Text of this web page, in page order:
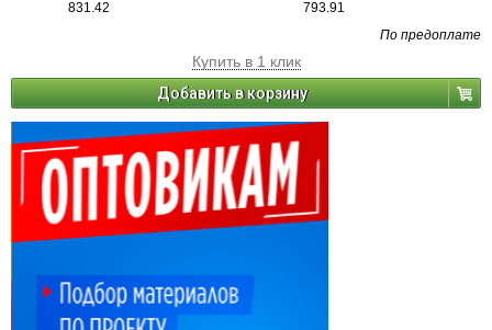
831.42
793.91
По предоплате
Купить в 1 клик
Добавить в корзину